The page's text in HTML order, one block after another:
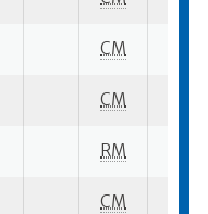
CM
CM
RM
CM